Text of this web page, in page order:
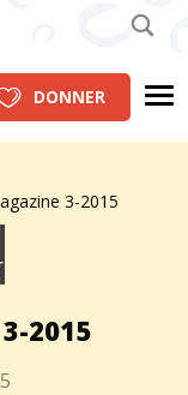
DONNER
3-2015
2015